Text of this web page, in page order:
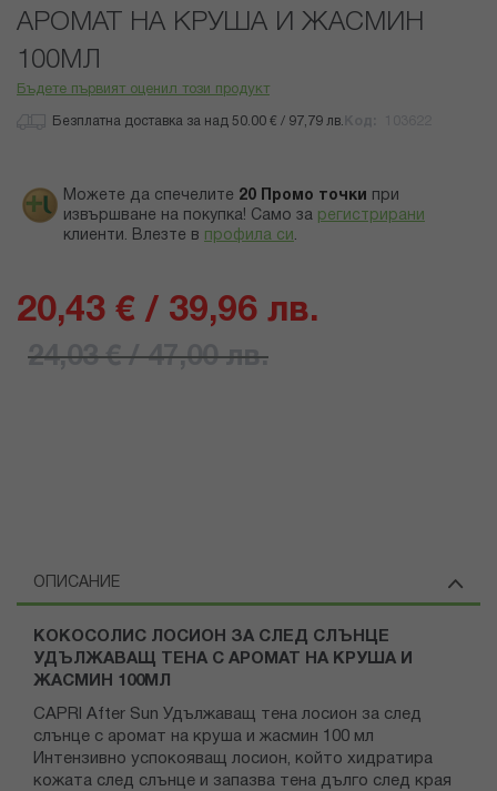
със
снимки
АРОМАТ НА КРУША И ЖАСМИН
100МЛ
Бъдете първият оценил този продукт
Безплатна доставка за над 50.00 € / 97,79 лв.
Можете да спечелите 20 Промо точки
при
извършване на покупка! Само за регистрирани
клиенти. Влезте в профила си .
20,43 € / 39,96 лв.
24,03 € / 47,00 лв.
ОПИСАНИЕ
КОКОСОЛИС ЛОСИОН ЗА СЛЕД СЛЪНЦЕ
УДЪЛЖАВАЩ ТЕНА С АРОМАТ НА КРУША И
ЖАСМИН 100МЛ
CAPRI After Sun Удължаващ тена лосион за след
слънце с аромат на круша и жасмин 100 мл
Интензивно успокояващ лосион, който хидратира
кожата след слънце и запазва тена дълго след края